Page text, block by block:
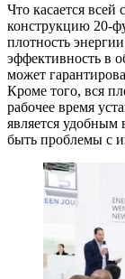
Что касается
конструкцию 20-
плотность
эффективность в
может
Кроме того, вся
рабочее время
является удобным
быть проблемы с